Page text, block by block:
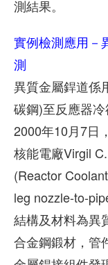
測結果。
實例檢測應用－
測
異質金屬銲道係
碳鋼)至反應器冷
2000年10月7日
核能電廠Virgil
(Reactor
leg nozzle-to-
結構及材料為異
合金鋼鍛材，管